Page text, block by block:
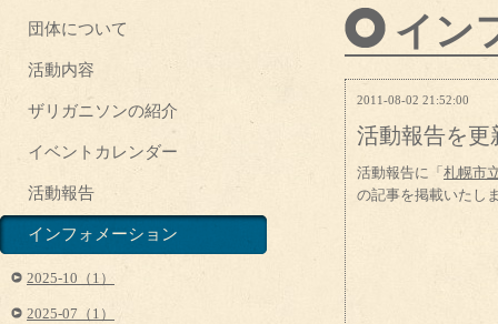
イン
2011-08-02 21:52:00
活動報告を更
活動報告に「 札幌市
の記事を掲載いたし
団体について
活動内容
ザリガニソンの紹介
イベントカレンダー
活動報告
インフォメーション
2025-10（1）
2025-07（1）